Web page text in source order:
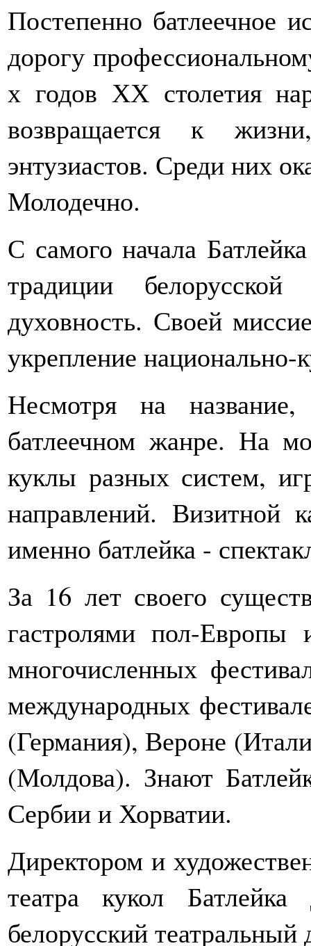
Постепенно батлеечное
дорогу
х годов ХХ столетия
возвращается к
энтузиастов. Среди них
Молодечно.
С самого начала
традиции
духовность. Своей
укрепление национально-
Несмотря на
батлеечном жанре. На
куклы разных систем,
направлений. Визитной
именно батлейка -
За 16 лет своего
гастролями пол-Европы
многочисленных
международных
(Германия), Вероне
(Молдова). Знают
Сербии и Хорватии.
Директором и
театра кукол
белорусский